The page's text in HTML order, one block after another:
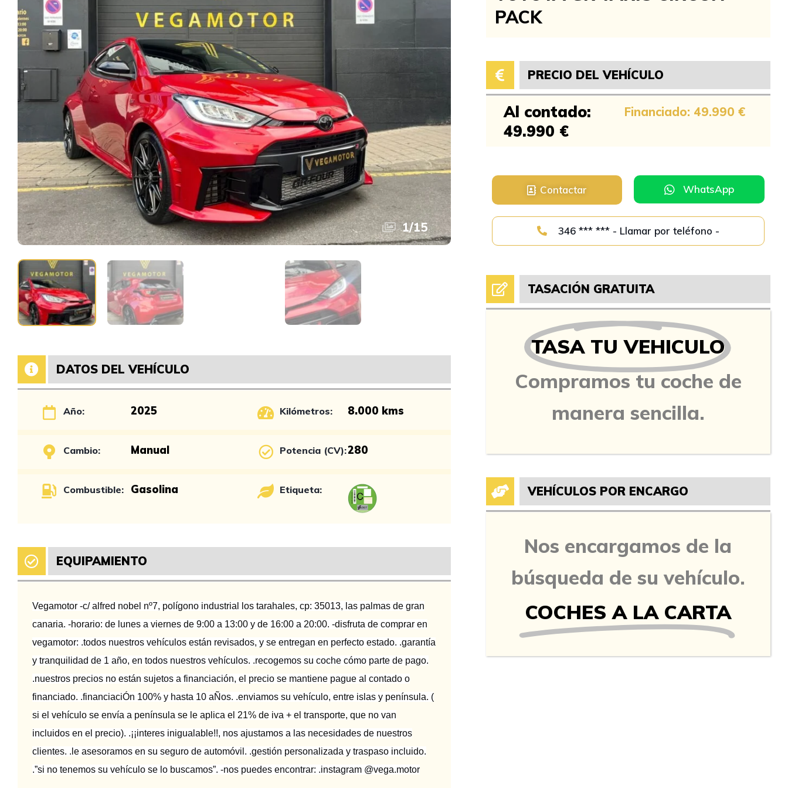
1/15
DATOS DEL VEHÍCULO
Año: 2025 Kilómetros: 8.000 kms
Cambio: Manual Potencia (CV):280
Combustible: Gasolina Etiqueta:
EQUIPAMIENTO
Vegamotor -c/ alfred nobel nº7, polígono industrial los tarahales, cp: 35013, las palmas de gran
canaria. -horario: de lunes a viernes de 9:00 a 13:00 y de 16:00 a 20:00. -disfruta de comprar en
vegamotor: .todos nuestros vehículos están revisados, y se entregan en perfecto estado. .garantía
y tranquilidad de 1 año, en todos nuestros vehículos. .recogemos su coche cómo parte de pago.
.nuestros precios no están sujetos a financiación, el precio se mantiene pague al contado o
financiado. .financiaciÓn 100% y hasta 10 aÑos. .enviamos su vehículo, entre islas y península. (
si el vehículo se envía a península se le aplica el 21% de iva + el transporte, que no van
incluidos en el precio). .¡¡interes inigualable!!, nos ajustamos a las necesidades de nuestros
clientes. .le asesoramos en su seguro de automóvil. .gestión personalizada y traspaso incluido.
.”si no tenemos su vehículo se lo buscamos”. -nos puedes encontrar: .instagram @vega.motor
PACK
PRECIO DEL VEHÍCULO
Al contado:
49.990 €
Financiado: 49.990 €
Contactar WhatsApp
346 *** *** - Llamar por teléfono -
TASACIÓN GRATUITA
TASA TU VEHICULO
Compramos tu coche de
manera sencilla.
VEHÍCULOS POR ENCARGO
Nos encargamos de la
búsqueda de su vehículo.
COCHES A LA CARTA